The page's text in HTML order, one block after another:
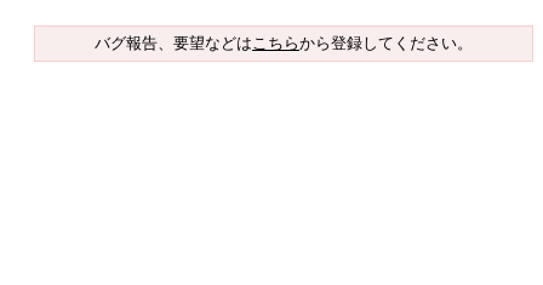
バグ報告、要望などはこちらから登録してください。